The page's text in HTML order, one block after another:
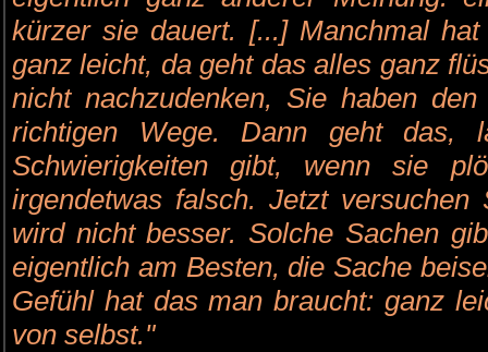
kürzer sie dauert. [...] Manchmal
ganz leicht, da geht das alles ganz
nicht nachzudenken, Sie haben
richtigen Wege. Dann geht
Schwierigkeiten gibt, wenn sie
irgendetwas falsch. Jetzt
wird nicht besser. Solche Sachen
eigentlich am Besten, die Sache
Gefühl hat das man braucht: ganz
von selbst."